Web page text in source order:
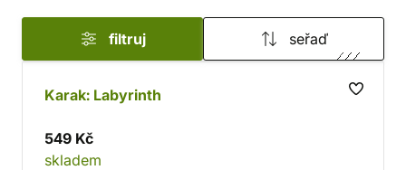
filtruj seřaď
Karak: Labyrinth
549 Kč
skladem